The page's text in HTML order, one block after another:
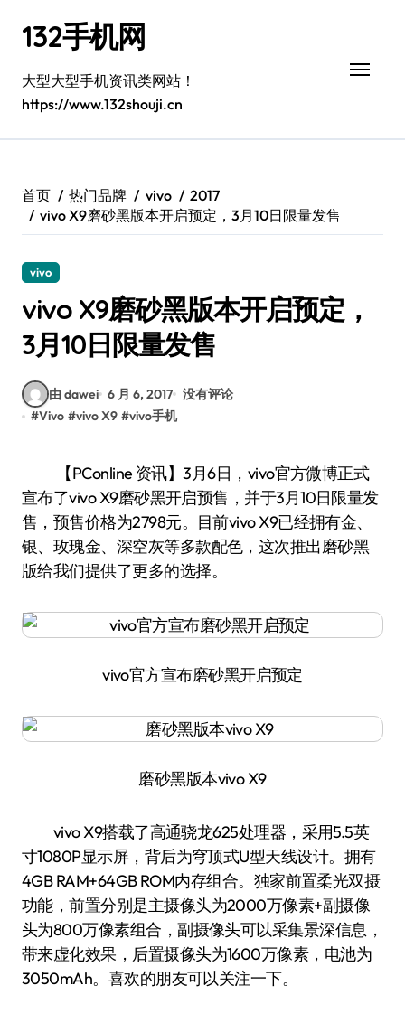
132手机网
大型大型手机资讯类网站！
https://www.132shouji.cn
首页 热门品牌 vivo
2017
vivo X9磨砂黑版本开启预定，3月10日限量发售
vivo
vivo X9磨砂黑版本开启预定，
3月10日限量发售
由 dawei 6 月 6, 2017 没有评论
#Vivo #vivo X9 #vivo手机
【PConline 资讯】3月6日，vivo官方微博正式
宣布了vivo X9磨砂黑开启预售，并于3月10日限量发
售，预售价格为2798元。目前vivo X9已经拥有金、
银、玫瑰金、深空灰等多款配色，这次推出磨砂黑
版给我们提供了更多的选择。
vivo官方宣布磨砂黑开启预定
磨砂黑版本vivo X9
vivo X9搭载了高通骁龙625处理器，采用5.5英
寸1080P显示屏，背后为穹顶式U型天线设计。拥有
4GB RAM+64GB ROM内存组合。独家前置柔光双摄
功能，前置分别是主摄像头为2000万像素+副摄像
头为800万像素组合，副摄像头可以采集景深信息，
带来虚化效果，后置摄像头为1600万像素，电池为
3050mAh。喜欢的朋友可以关注一下。